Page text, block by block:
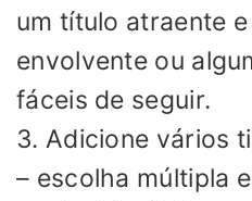
um título atraente
envolvente ou
fáceis de seguir.
3. Adicione vários
– escolha múltipla